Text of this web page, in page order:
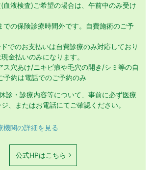
液検査)ご希望の場合は、午前中のみ受け
の保険診療時間外です。自費施術のご予
でのお支払いは自費診療のみ対応しており
金払いのみになります。
穴あけ/ニキビ痕や毛穴の開き/シミ等の自
予約は電話でのご予約のみ
診・診療内容等について、事前に必ず医療
、またはお電話にてご確認ください。
機関の詳細を見る
公式HPはこちら